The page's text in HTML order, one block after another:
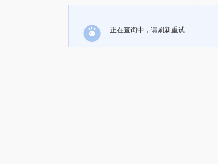
正在查询中，请刷新重试